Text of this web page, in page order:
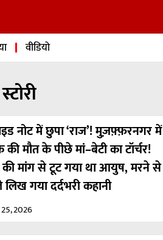
वीडियो
नोट में छुपा ‘राज’! मुज़फ़्फ़रनगर में
मौत के पीछे मां–बेटी का टॉर्चर!
मांग से टूट गया था आयुष, मरने से
गया दर्दभरी कहानी
2026